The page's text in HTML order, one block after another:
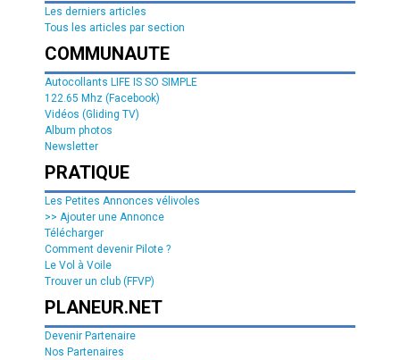
Les derniers articles
Tous les articles par section
COMMUNAUTE
Autocollants LIFE IS SO SIMPLE
122.65 Mhz (Facebook)
Vidéos (Gliding TV)
Album photos
Newsletter
PRATIQUE
Les Petites Annonces vélivoles
>> Ajouter une Annonce
Télécharger
Comment devenir Pilote ?
Le Vol à Voile
Trouver un club (FFVP)
PLANEUR.NET
Devenir Partenaire
Nos Partenaires